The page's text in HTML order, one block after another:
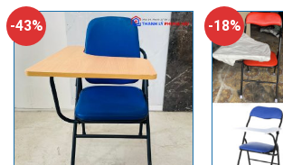
200,000₫.
-43% -18%